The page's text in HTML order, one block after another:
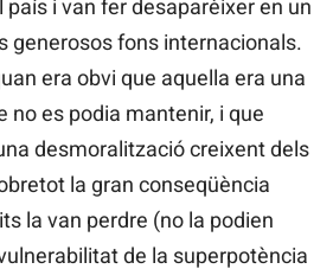
i van fer desaparèixer en un
generosos fons internacionals.
era obvi que aquella era una
no es podia mantenir, i que
desmoralització creixent dels
la gran conseqüència
la van perdre (no la podien
de la superpotència